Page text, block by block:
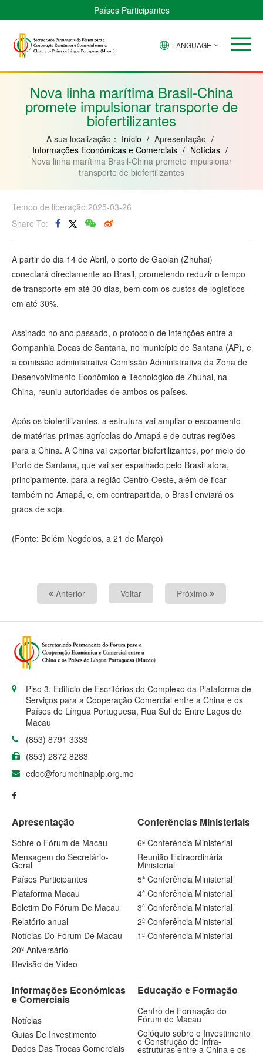
Países Participantes
Verde
Bissau
Guiné
Moçambique
LANGUAGE
Nova linha marítima Brasil-China
promete impulsionar transporte de
biofertilizantes
A sua localização： Início / Apresentação /
Informações Económicas e Comerciais / Notícias /
Nova linha marítima Brasil-China promete impulsionar
transporte de biofertilizantes
Tempo de liberação:2025-03-26
Share To:
A partir do dia 14 de Abril, o porto de Gaolan (Zhuhai)
conectará directamente ao Brasil, prometendo reduzir o tempo
de transporte em até 30 dias, bem com os custos de logísticos
em até 30%.
Assinado no ano passado, o protocolo de intenções entre a
Companhia Docas de Santana, no município de Santana (AP), e
a comissão administrativa Comissão Administrativa da Zona de
Desenvolvimento Econômico e Tecnológico de Zhuhai, na
China, reuniu autoridades de ambos os países.
Após os biofertilizantes, a estrutura vai ampliar o escoamento
de matérias-primas agrícolas do Amapá e de outras regiões
para a China. A China vai exportar biofertilizantes, por meio do
Porto de Santana, que vai ser espalhado pelo Brasil afora,
principalmente, para a região Centro-Oeste, além de ficar
também no Amapá, e, em contrapartida, o Brasil enviará os
grãos de soja.
(Fonte: Belém Negócios, a 21 de Março)
Anterior Voltar Próximo
Piso 3, Edifício de Escritórios do Complexo da Plataforma de
Serviços para a Cooperação Comercial entre a China e os
Países de Língua Portuguesa, Rua Sul de Entre Lagos de
Macau
(853) 8791 3333
(853) 2872 8283
edoc@forumchinaplp.org.mo
Apresentação
Sobre o Fórum de Macau
Mensagem do Secretário-
Geral
Países Participantes
Plataforma Macau
Boletim Do Fórum De Macau
Relatório anual
Notícias Do Fórum De Macau
20º Aniversário
Revisão de Vídeo
Conferências Ministeriais
6ª Conferência Ministerial
Reunião Extraordinária
Ministerial
5ª Conferência Ministerial
4ª Conferência Ministerial
3ª Conferência Ministerial
2ª Conferência Ministerial
1ª Conferência Ministerial
Informações Económicas
e Comerciais
Notícias
Guias De Investimento
Dados Das Trocas Comerciais
Educação e Formação
Centro de Formação do
Fórum de Macau
Colóquio sobre o Investimento
e Construção de Infra-
estruturas entre a China e os